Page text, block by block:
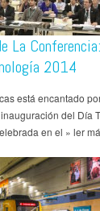
La
2014
está encantado
del Día
en el » ler